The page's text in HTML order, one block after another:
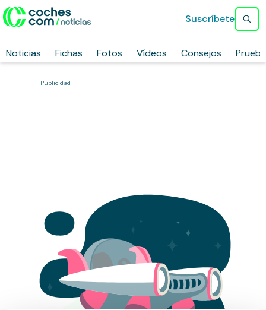
Noticias Fichas Fotos Vídeos Consejos
Suscríbete
Publicidad